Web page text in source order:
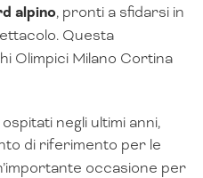
alpino, pronti a sfidarsi in
Questa
Olimpici Milano Cortina
negli ultimi anni,
di riferimento per le
occasione per